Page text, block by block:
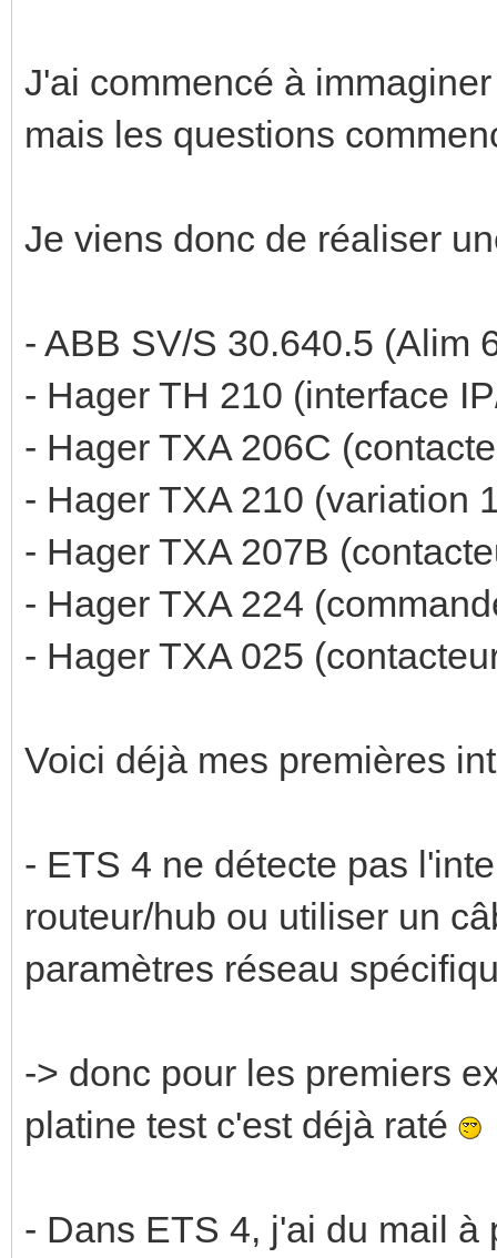
J'ai commencé à
mais les questions
Je viens donc de réaliser
- ABB SV/S 30.640.5 (Alim
- Hager TH 210 (interface
- Hager TXA 206C
- Hager TXA 210 (variation
- Hager TXA 207B
- Hager TXA 224
- Hager TXA 025
Voici déjà mes premières
- ETS 4 ne détecte pas
routeur/hub ou utiliser un
paramètres réseau
-> donc pour les premiers
platine test c'est déjà raté
- Dans ETS 4, j'ai du mail